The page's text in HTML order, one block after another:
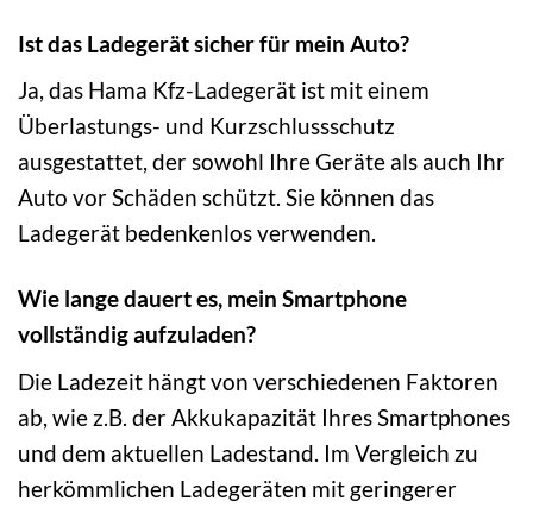
Ist das Ladegerät sicher für mein Auto?
Ja, das Hama Kfz-Ladegerät ist mit einem
Überlastungs- und Kurzschlussschutz
ausgestattet, der sowohl Ihre Geräte als auch Ihr
Auto vor Schäden schützt. Sie können das
Ladegerät bedenkenlos verwenden.
Wie lange dauert es, mein Smartphone
vollständig aufzuladen?
Die Ladezeit hängt von verschiedenen Faktoren
ab, wie z.B. der Akkukapazität Ihres Smartphones
und dem aktuellen Ladestand. Im Vergleich zu
herkömmlichen Ladegeräten mit geringerer